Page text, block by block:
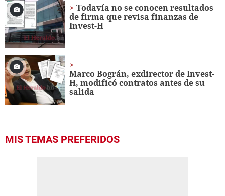
Todavía no se conocen resultados
de firma que revisa finanzas de
Invest-H
Marco Bográn, exdirector de Invest-
H, modificó contratos antes de su
salida
MIS TEMAS PREFERIDOS